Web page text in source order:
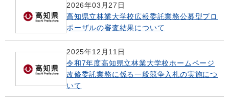
2026年03月27日
高知県立林業大学校広報委託業務公募型プロ
ポーザルの審査結果について
2025年12月11日
令和7年度高知県立林業大学校ホームページ
改修委託業務に係る一般競争入札の実施につ
いて